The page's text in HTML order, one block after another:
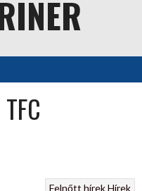
Felnőtt hírekHírek